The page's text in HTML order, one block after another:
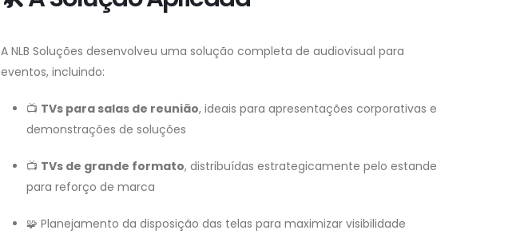
A NLB Soluções desenvolveu uma solução completa de audiovisual para
eventos, incluindo:
📺 TVs para salas de reunião, ideais para apresentações corporativas e
demonstrações de soluções
📺 TVs de grande formato, distribuídas estrategicamente pelo estande
para reforço de marca
🧩 Planejamento da disposição das telas para maximizar visibilidade